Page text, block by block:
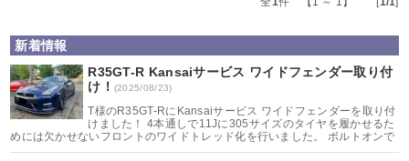
新着情報
R35GT-R Kansaiサービス ワイドフェンダー取り付
け！ (2025/08/23)
T様のR35GT-RにKansaiサービス ワイドフェンダーを取り付
けました！ 4本通しで11Jに305サイズのタイヤを履かせるた
めには欠かせないフロントのワイドトレッド化を行いました。 ボルトオンで